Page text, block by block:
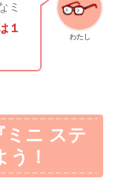
わたし
ミ
１
ミニ ステ
う！